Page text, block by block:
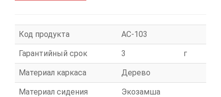
Код продукта АС-103
Гарантийный срок 3 г
Материал каркаса Дерево
Материал сидения Экозамша